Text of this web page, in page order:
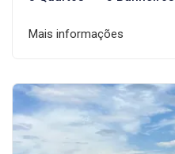
Mais informações